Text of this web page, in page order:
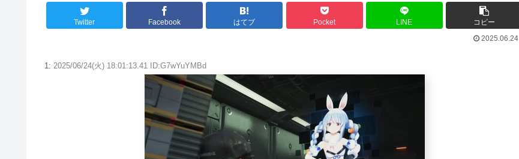
Twitter Facebook はてブ Pocket LINE
コピー
2025.06.24
1: 2025/06/24(火) 18:01:13.41 ID:G7wYuYMBd